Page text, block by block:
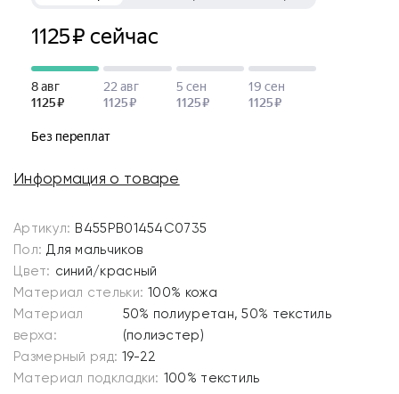
Информация о товаре
Артикул: B455PB01454C0735
Пол: Для мальчиков
Цвет: синий/красный
Материал стельки: 100% кожа
Материал
верха:
50% полиуретан, 50% текстиль
(полиэстер)
Размерный ряд: 19-22
Материал подкладки: 100% текстиль